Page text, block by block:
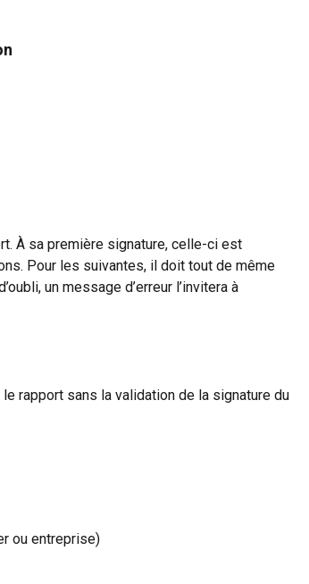
À sa première signature, celle-ci est
Pour les suivantes, il doit tout de même
un message d’erreur l’invitera à
rapport sans la validation de la signature du
ou entreprise)